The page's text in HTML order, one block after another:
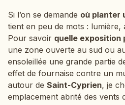
Si l’on se demande où planter
tient en peu de mots :
Pour savoir quelle exposition
une zone ouverte au sud ou
ensoleillée une grande partie
effet de fournaise contre un
autour de Saint-Cyprien, je
emplacement abrité des vents